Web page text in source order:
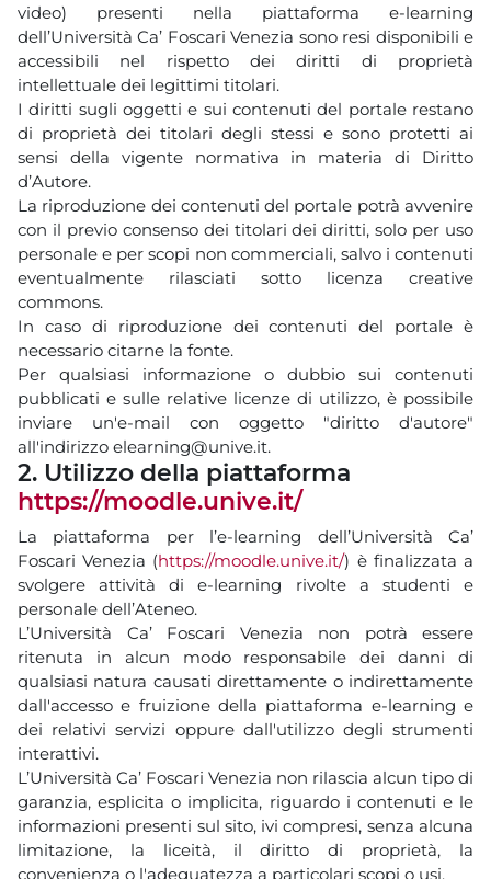
video) presenti nella piattaforma e-learning
dell’Università Ca’ Foscari Venezia sono resi disponibili e
accessibili nel rispetto dei diritti di proprietà
intellettuale dei legittimi titolari.
I diritti sugli oggetti e sui contenuti del portale restano
di proprietà dei titolari degli stessi e sono protetti ai
sensi della vigente normativa in materia di Diritto
d’Autore.
La riproduzione dei contenuti del portale potrà avvenire
con il previo consenso dei titolari dei diritti, solo per uso
personale e per scopi non commerciali, salvo i contenuti
eventualmente rilasciati sotto licenza creative
commons.
In caso di riproduzione dei contenuti del portale è
necessario citarne la fonte.
Per qualsiasi informazione o dubbio sui contenuti
pubblicati e sulle relative licenze di utilizzo, è possibile
inviare un'e-mail con oggetto "diritto d'autore"
all'indirizzo elearning@unive.it.
2. Utilizzo della piattaforma
https://moodle.unive.it/
La piattaforma per l’e-learning dell’Università Ca’
Foscari Venezia (https://moodle.unive.it/) è finalizzata a
svolgere attività di e-learning rivolte a studenti e
personale dell’Ateneo.
L’Università Ca’ Foscari Venezia non potrà essere
ritenuta in alcun modo responsabile dei danni di
qualsiasi natura causati direttamente o indirettamente
dall'accesso e fruizione della piattaforma e-learning e
dei relativi servizi oppure dall'utilizzo degli strumenti
interattivi.
L’Università Ca’ Foscari Venezia non rilascia alcun tipo di
garanzia, esplicita o implicita, riguardo i contenuti e le
informazioni presenti sul sito, ivi compresi, senza alcuna
limitazione, la liceità, il diritto di proprietà, la
convenienza o l'adeguatezza a particolari scopi o usi.